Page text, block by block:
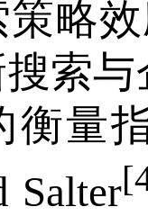
略
索
衡量
Salter